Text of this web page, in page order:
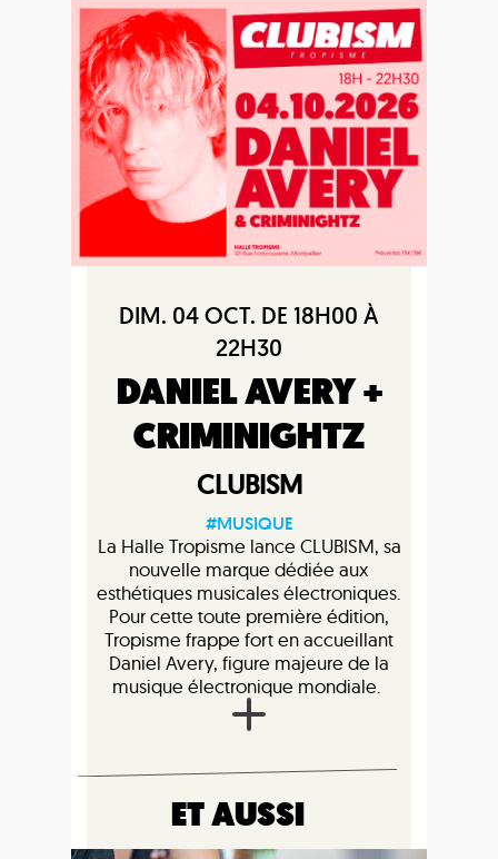
DIM. 04 OCT. DE 18H00 À
22H30
DANIEL AVERY +
CRIMINIGHTZ
CLUBISM
#MUSIQUE
La Halle Tropisme lance CLUBISM, sa
nouvelle marque dédiée aux
esthétiques musicales électroniques.
Pour cette toute première édition,
Tropisme frappe fort en accueillant
Daniel Avery, figure majeure de la
musique électronique mondiale.
ET AUSSI